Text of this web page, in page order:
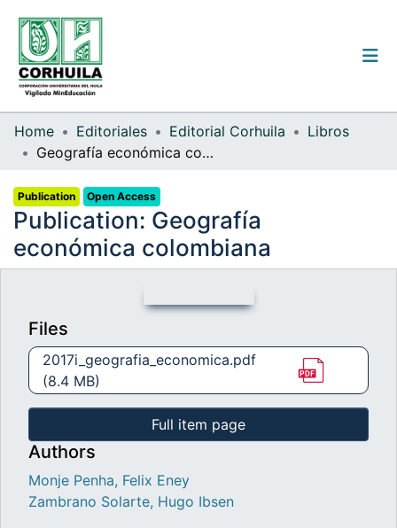
Institutional guidelines
Communities & Collections
All of the repository
Statistics
(current)
Home Editoriales Editorial Corhuila
Libros
Geografía económica colombiana
Publication Open Access
Publication: Geografía
económica colombiana
Files
2017i_geografia_economica.pdf
(8.4 MB)
Full item page
Authors
Monje Penha, Felix Eney
Zambrano Solarte, Hugo Ibsen